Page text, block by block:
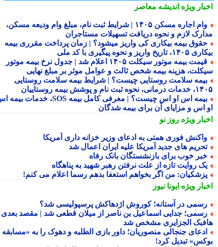
ویژهاندیشه معاصر
وام اجاره مسکن ۱۴۰۵ | شرایط ثبت نام، مبلغ وام ودیعه مسکن،
لازم و نحوه دریافت تسهیلات مستاجران
بیمه بیکاری کی واریز میشود؟ | زمان پرداخت مقرری بیمه
واریز و نحوه پیگیری با کد ملی
قیمت بیمه موتور سیکلت ۱۴۰۵ اعلام شد | جدول نرخ بیمه موتور
هزینه بیمه شخص ثالث و عوامل موثر بر مبلغ نهایی
سلامت روستایی چیست؟ | شرایط بیمه سلامت روستایی
نام و پوشش بیمه روستاییان
بیمه اس او اس چیست؟ | معرفی کامل بیمه SOS، خدمات بیمه اس
اس و مزایای آن برای بیمه شدگان
ویژهروز نو
فوری همتی به ادعای وزیر خزانه داری آمریکا
های جدید آمریکا علیه ایران اعمال شد
خوب برای بازنشستگان بانک رفاه
روایت تازه از علت نرفتن رهبر شهید به پناهگاه
من اگر بخواهم استعفا بدهم رسما اعلام می کنم!
ویژهایونا نیوز
در آستانه؛ کوروش اژدهاکش پرسپولیسی شد؟
جدایی اسماعیل بن ناصر از میلان قطعی شد | مقصد بعدی
الجزایری مشخص شد
جنجالی منصوریان؛ داور بازی الطلبه و دهوک را به «مسابقه
تبدیل کرد!